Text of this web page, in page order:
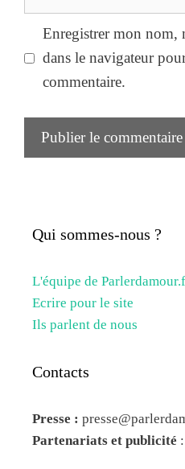
Enregistrer mon nom,
dans le navigateur
commentaire.
Qui sommes-nous ?
L'équipe de
Ecrire pour le site
Ils parlent de nous
Contacts
Presse :
Partenariats et publicité :